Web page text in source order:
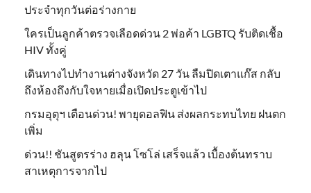
ประจำทุกวันต่อร่างกาย
ใครเป็นลูกค้าตรวจเลือดด่วน 2 พ่อค้า LGBTQ รับติดเชื้อ
HIV ทั้งคู่
เดินทางไปทำงานต่างจังหวัด 27 วัน ลืมปิดเตาแก๊ส กลับ
ถึงห้องถึงกับใจหายเมื่อเปิดประตูเข้าไป
กรมอุตุฯ เตือนด่วน! พายุดอลฟิน ส่งผลกระทบไทย ฝนตก
เพิ่ม
ด่วน!! ชันสูตรร่าง ฮลุน โซโล่ เสร็จแล้ว เบื้องต้นทราบ
สาเหตุการจากไป